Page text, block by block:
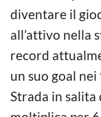
diventare il
all’attivo nella
record
un suo goal
Strada in salita